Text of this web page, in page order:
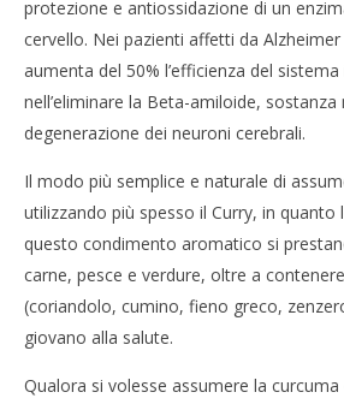
protezione e antiossidazione di un
cervello. Nei pazienti affetti da
aumenta del 50% l’efficienza del
nell’eliminare la Beta-amiloide, sostanza
degenerazione dei neuroni cerebrali.
Il modo più semplice e naturale di
utilizzando più spesso il Curry, in quanto
questo condimento aromatico si
carne, pesce e verdure, oltre a
(coriandolo, cumino, fieno greco,
giovano alla salute.
Qualora si volesse assumere la